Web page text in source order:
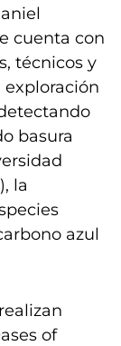
cuenta con
técnicos y
exploración
basura
la
azul
of